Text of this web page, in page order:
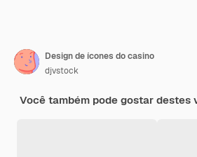
Design de ícones do casino
djvstock
Você também pode gostar destes